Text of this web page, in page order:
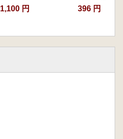
1,100 円 396 円